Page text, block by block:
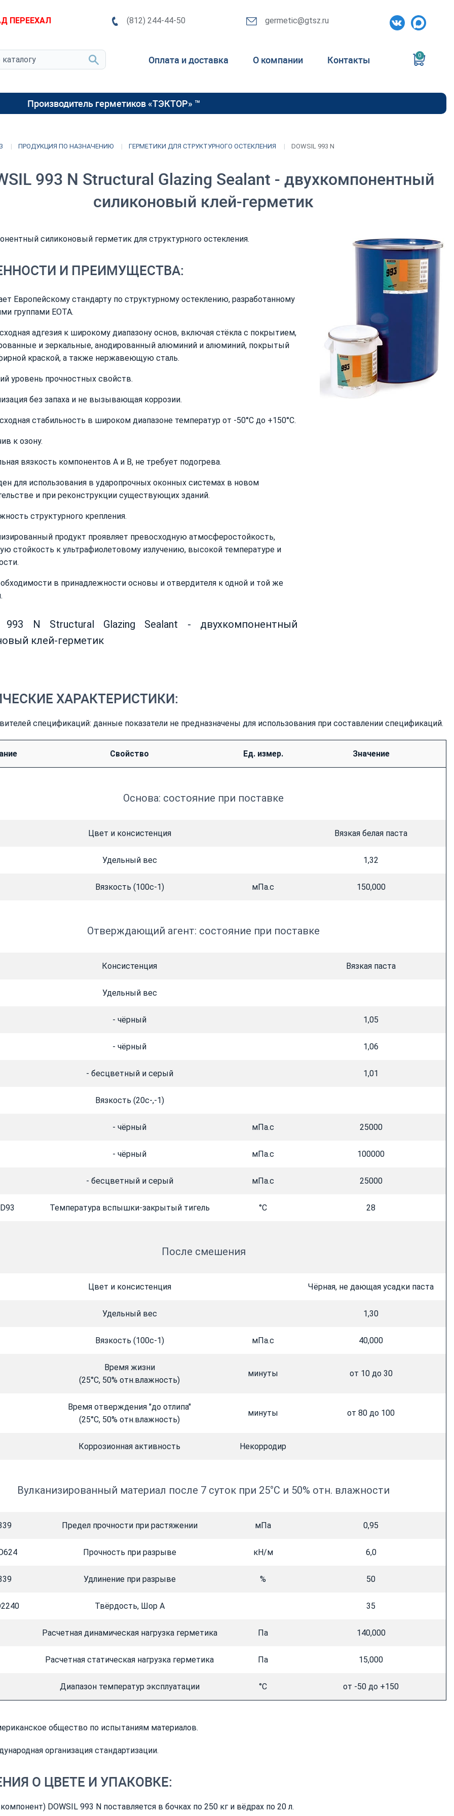
ПЕРЕЕХАЛ (812) 244-44-50 germetic@gtsz.ru
Оплата и доставка О компании Контакты 0
Производитель герметиков «ТЭКТОР» ™
ПРОДУКЦИЯ ПО НАЗНАЧЕНИЮ ГЕРМЕТИКИ ДЛЯ СТРУКТУРНОГО ОСТЕКЛЕНИЯ DOWSIL 993 N
993 N Structural Glazing Sealant - двухкомпонентный
силиконовый клей-герметик
силиконовый герметик для структурного остекления.
И ПРЕИМУЩЕСТВА:
Европейскому стандарту по структурному остеклению, разработанному
группами ЕОТА.
адгезия к широкому диапазону основ, включая стёкла с покрытием,
и зеркальные, анодированный алюминий и алюминий, покрытый
краской, а также нержавеющую сталь.
уровень прочностных свойств.
без запаха и не вызывающая коррозии.
стабильность в широком диапазоне температур от -50°С дo +150°С.
к озону.
вязкость компонентов А и В, не требует подогрева.
для использования в ударопрочных оконных системах в новом
и при реконструкции существующих зданий.
структурного крепления.
продукт проявляет превосходную атмосферостойкость,
стойкость к ультрафиолетовому излучению, высокой температуре и
в принадлежности основы и отвердителя к одной и той же
993 N Structural Glazing Sealant - двухкомпонентный
клей-герметик
ХАРАКТЕРИСТИКИ:
спецификаций: данные показатели не предназначены для использования при составлении спецификаций.
Свойство Ед. измер. Значение
Основа: состояние при поставке
Цвет и консистенция Вязкая белая паста
Удельный вес 1,32
Вязкость (100с-1) мПа.c 150,000
Отверждающий агент: состояние при поставке
Консистенция Вязкая паста
Удельный вес
- чёрный 1,05
- чёрный 1,06
- бесцветный и серый 1,01
Вязкость (20с-,-1)
- чёрный мПа.c 25000
- чёрный мПа.c 100000
- бесцветный и серый мПа.c 25000
Температура вспышки-закрытый тигель °C 28
После смешения
Цвет и консистенция Чёрная, не дающая усадки паста
Удельный вес 1,30
Вязкость (100с-1) мПа.c 40,000
Время жизни
(25°C, 50% отн.влажность)
минуты от 10 до 30
Время отверждения "до отлипа"
(25°C, 50% отн.влажность)
минуты от 80 до 100
Коррозионная активность Некорродир
Вулканизированный материал после 7 суток при 25°C и 50% отн. влажности
Предел прочности при растяжении мПа 0,95
Прочность при разрыве кН/м 6,0
Удлинение при разрыве % 50
Твёрдость, Шop А 35
Расчетная динамическая нагрузка герметика Па 140,000
Расчетная статическая нагрузка герметика Па 15,000
Диапазон температур эксплуатации °C от -50 до +150
общество по испытаниям материалов.
организация стандартизации.
О ЦВЕТЕ И УПАКОВКЕ:
DOWSIL 993 N поставляется в бочках по 250 кг и вёдрах по 20 л.